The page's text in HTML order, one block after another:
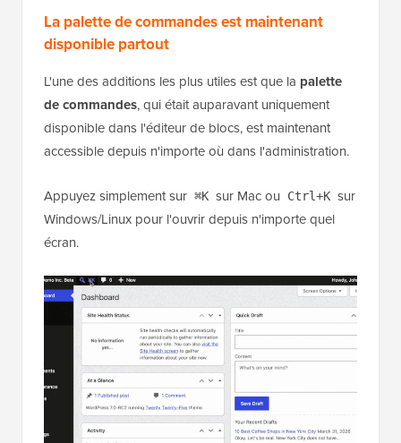
La palette de commandes est maintenant
disponible partout
L'une des additions les plus utiles est que la palette
de commandes, qui était auparavant uniquement
disponible dans l'éditeur de blocs, est maintenant
accessible depuis n'importe où dans l'administration.
Appuyez simplement sur ⌘K sur Mac ou Ctrl+K sur
Windows/Linux pour l'ouvrir depuis n'importe quel
écran.